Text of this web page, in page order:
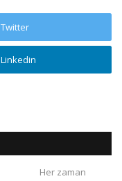
Twitter
Linkedin
Her zaman